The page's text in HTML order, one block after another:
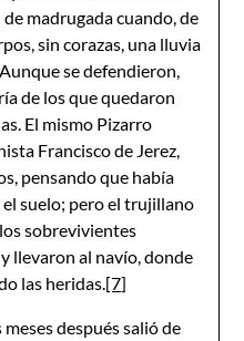
madrugada cuando, de
sin corazas, una lluvia
se defendieron,
de los que quedaron
El mismo Pizarro
Francisco de Jerez,
pensando que había
suelo; pero el trujillano
sobrevivientes
llevaron al navío, donde
las heridas.[7]
después salió de